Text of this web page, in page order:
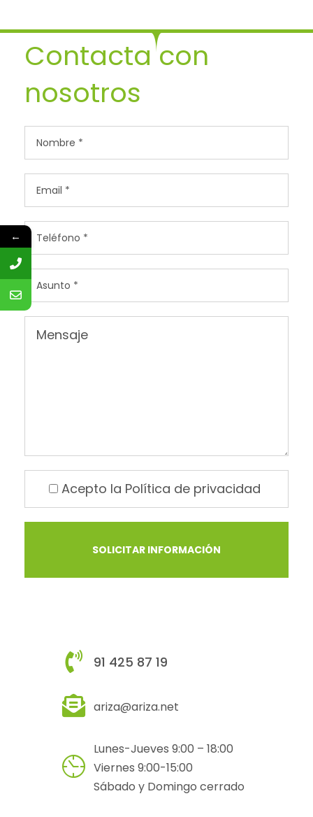
Contacta con
nosotros
Acepto la Política de privacidad
91 425 87 19
ariza@ariza.net
Lunes-Jueves 9:00 – 18:00
Viernes 9:00-15:00
Sábado y Domingo cerrado
←